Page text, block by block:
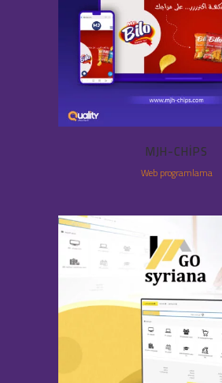
MJH-CHIPS
Web programlama